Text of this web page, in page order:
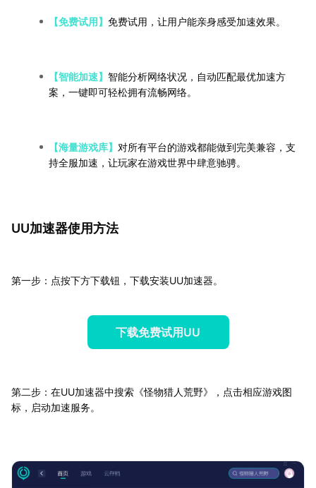
【免费试用】 免费试用，让用户能亲身感受加速效果。
【智能加速】 智能分析网络状况，自动匹配最优加速方
案，一键即可轻松拥有流畅网络。
【海量游戏库】 对所有平台的游戏都能做到完美兼容，支
持全服加速，让玩家在游戏世界中肆意驰骋。
UU加速器使用方法
第一步：点按下方下载钮，下载安装UU加速器。
下载免费试用UU
第二步：在UU加速器中搜索《怪物猎人荒野》，点击相应游戏图
标，启动加速服务。